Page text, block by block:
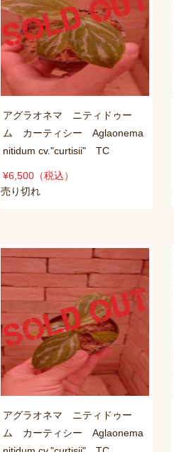
アグラオネマ ニティドゥー
ム カーティシー Aglaonema
nitidum cv."curtisii" TC
¥6,500 （税込）
売り切れ
アグラオネマ ニティドゥー
ム カーティシー Aglaonema